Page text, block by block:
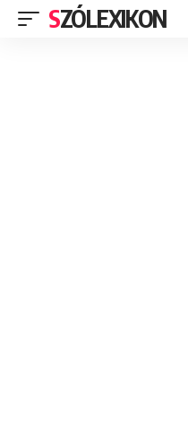
SZÓLEXIKON